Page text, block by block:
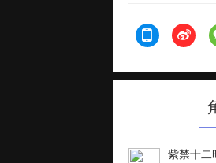
紫禁十二